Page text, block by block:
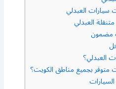
العبدلي
العبدلي
مضمون
العبدلي؟
بجميع مناطق الكويت؟